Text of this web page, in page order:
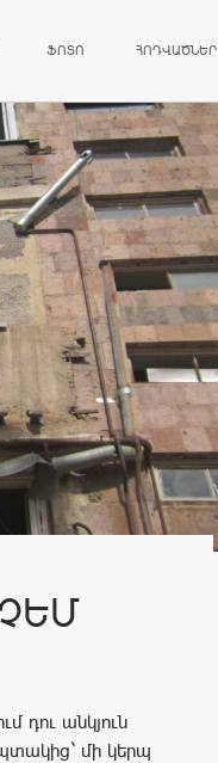
ՖՈՏՈ ՀՈԴՎԱԾՆԵՐ
դու անկյուն
մի կերպ